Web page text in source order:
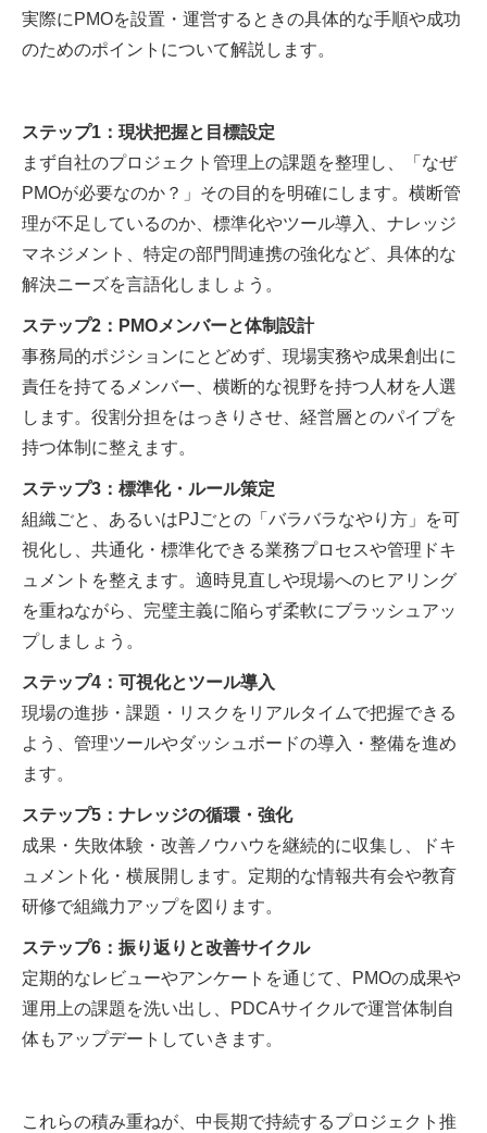
実際にPMOを設置・運営するときの具体的な手順や成功
のためのポイントについて解説します。
ステップ1：現状把握と目標設定
まず自社のプロジェクト管理上の課題を整理し、「なぜ
PMOが必要なのか？」その目的を明確にします。横断管
理が不足しているのか、標準化やツール導入、ナレッジ
マネジメント、特定の部門間連携の強化など、具体的な
解決ニーズを言語化しましょう。
ステップ2：PMOメンバーと体制設計
事務局的ポジションにとどめず、現場実務や成果創出に
責任を持てるメンバー、横断的な視野を持つ人材を人選
します。役割分担をはっきりさせ、経営層とのパイプを
持つ体制に整えます。
ステップ3：標準化・ルール策定
組織ごと、あるいはPJごとの「バラバラなやり方」を可
視化し、共通化・標準化できる業務プロセスや管理ドキ
ュメントを整えます。適時見直しや現場へのヒアリング
を重ねながら、完璧主義に陥らず柔軟にブラッシュアッ
プしましょう。
ステップ4：可視化とツール導入
現場の進捗・課題・リスクをリアルタイムで把握できる
よう、管理ツールやダッシュボードの導入・整備を進め
ます。
ステップ5：ナレッジの循環・強化
成果・失敗体験・改善ノウハウを継続的に収集し、ドキ
ュメント化・横展開します。定期的な情報共有会や教育
研修で組織力アップを図ります。
ステップ6：振り返りと改善サイクル
定期的なレビューやアンケートを通じて、PMOの成果や
運用上の課題を洗い出し、PDCAサイクルで運営体制自
体もアップデートしていきます。
これらの積み重ねが、中長期で持続するプロジェクト推